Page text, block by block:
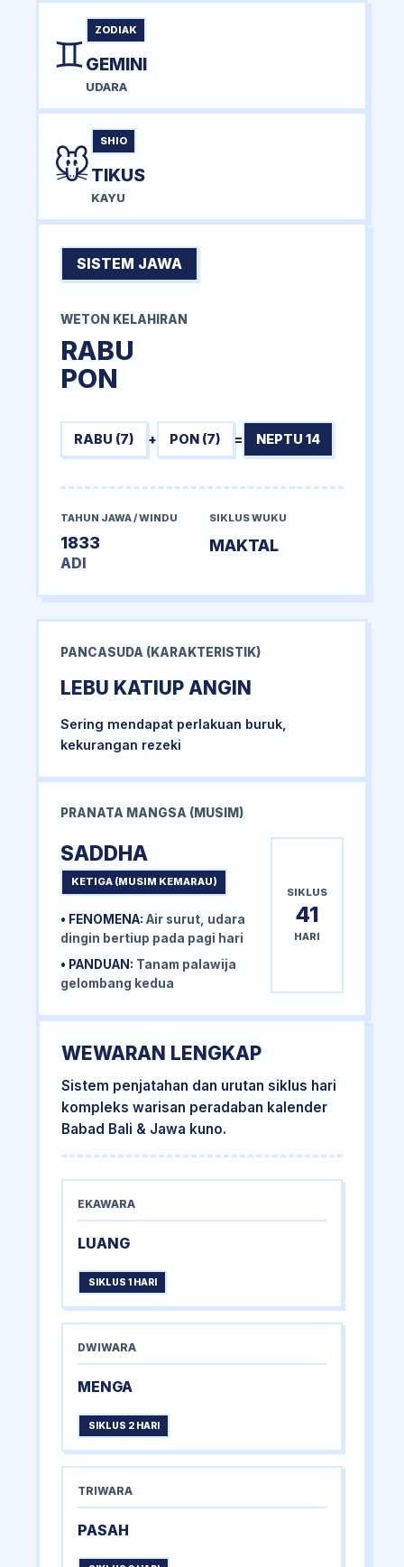
♊
ZODIAK
GEMINI
UDARA
🐭
SHIO
TIKUS
KAYU
SISTEM JAWA
WETON KELAHIRAN
RABU
PON
RABU (7) + PON (7) = NEPTU 14
TAHUN JAWA / WINDU
1833
ADI
SIKLUS WUKU
MAKTAL
PANCASUDA (KARAKTERISTIK)
LEBU KATIUP ANGIN
Sering mendapat perlakuan buruk,
kekurangan rezeki
PRANATA MANGSA (MUSIM)
SADDHA
KETIGA (MUSIM KEMARAU)
• FENOMENA: Air surut, udara
dingin bertiup pada pagi hari
• PANDUAN: Tanam palawija
gelombang kedua
SIKLUS
41
HARI
WEWARAN LENGKAP
Sistem penjatahan dan urutan siklus hari
kompleks warisan peradaban kalender
Babad Bali & Jawa kuno.
EKAWARA
LUANG
SIKLUS 1 HARI
DWIWARA
MENGA
SIKLUS 2 HARI
TRIWARA
PASAH